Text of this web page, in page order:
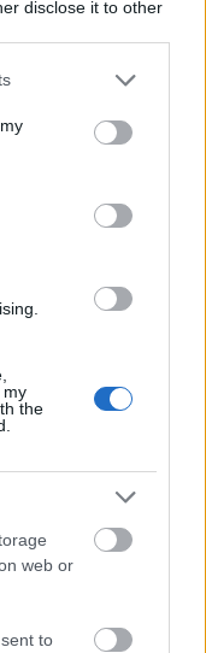
disclose it to other
or more Google
You may click to
third-party tags to
in below Google
my
the
web or
to
ενός
, το οποίο
της Αθήνας αλλά
concept θα
2.500 τ.μ. και
τάσεις
έμφαση στις
στις